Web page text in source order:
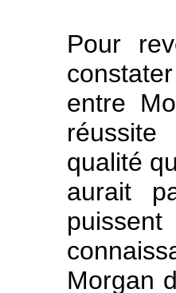
Pour
entre
qualité
aurait
Morgan